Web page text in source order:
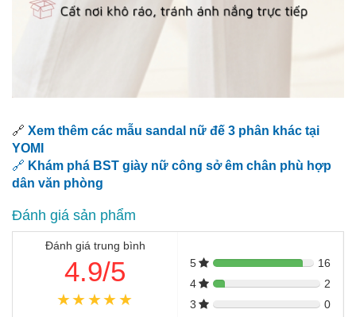
🔗 Xem thêm các mẫu sandal nữ đế 3 phân khác tại
YOMI
🔗 Khám phá BST giày nữ công sở êm chân phù hợp
dân văn phòng
Đánh giá sản phẩm
Đánh giá trung bình
4.9/5 5
16
4
2
3
0